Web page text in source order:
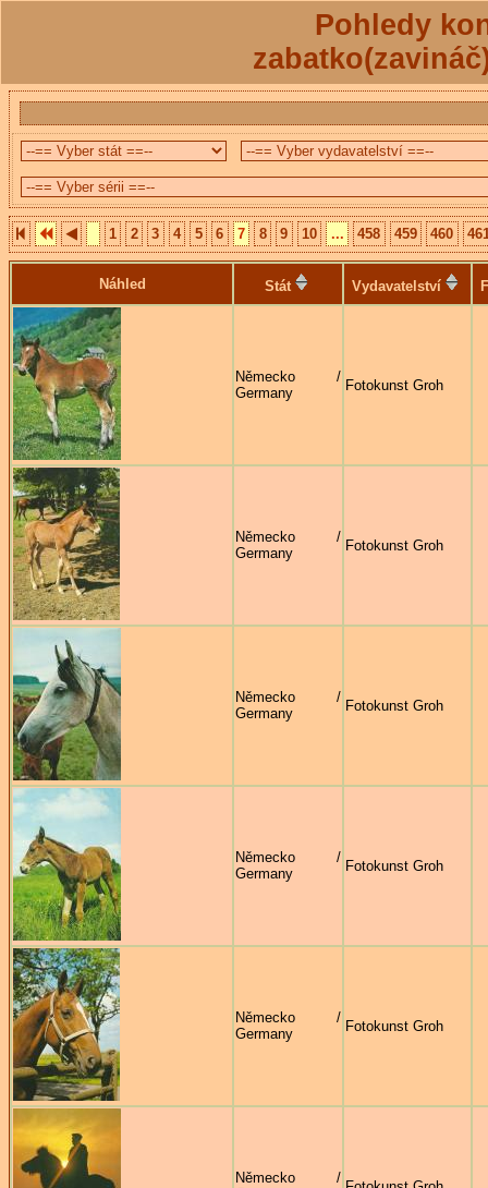
Pohledy
1 2 3 4 5 6 7 8 9 10 ... 458 459 460
Náhled Stát Vydavatelství
Německo /
Germany
Fotokunst Groh
Německo /
Germany
Fotokunst Groh
Německo /
Germany
Fotokunst Groh
Německo /
Germany
Fotokunst Groh
Německo /
Germany
Fotokunst Groh
Německo /